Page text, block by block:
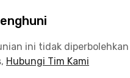
ini tidak diperbolehkan
Hubungi Tim Kami